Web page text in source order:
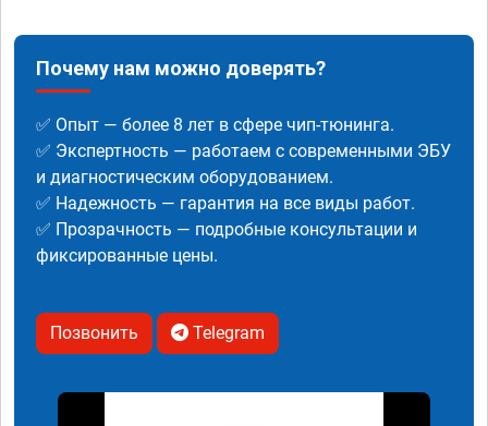
Почему нам можно доверять?
✅ Опыт — более 8 лет в сфере чип-тюнинга.
✅ Экспертность — работаем с современными ЭБУ
и диагностическим оборудованием.
✅ Надежность — гарантия на все виды работ.
✅ Прозрачность — подробные консультации и
фиксированные цены.
Позвонить Telegram